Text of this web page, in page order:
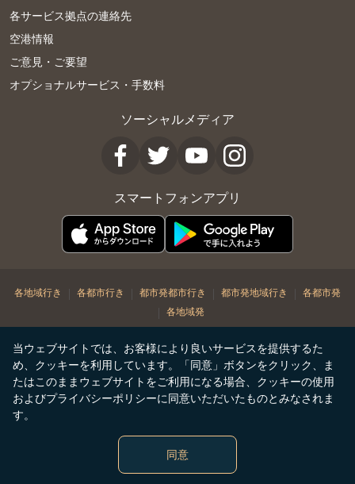
当ウェブサイトでは、お客様により良いサービスを提供するた
め、クッキーを利用しています。「同意」ボタンをクリック、ま
たはこのままウェブサイトをご利用になる場合、クッキーの使用
およびプライバシーポリシーに同意いただいたものとみなされま
す。
同意
各サービス拠点の連絡先
空港情報
ご意見・ご要望
オプショナルサービス・手数料
ソーシャルメディア
スマートフォンアプリ
各地域行き | 各都市行き | 都市発都市行き | 都市発地域行き | 各都市発
| 各地域発